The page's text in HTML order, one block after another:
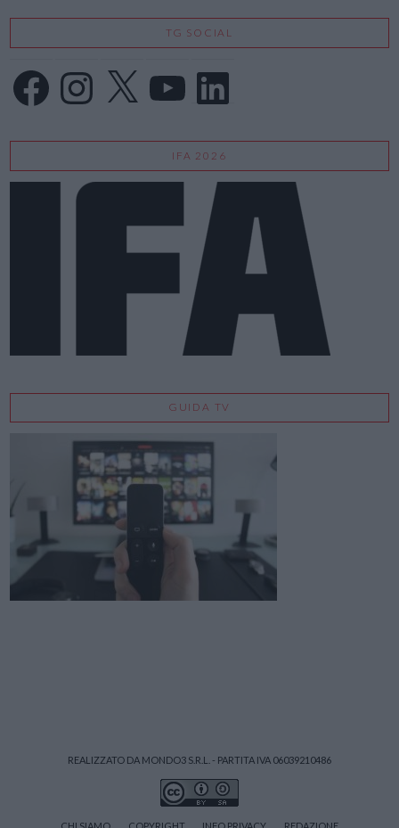
TG SOCIAL
FacebookInstagram
X LinkedIn
IFA 2026
GUIDA TV
REALIZZATO DA MONDO3 S.R.L. - PARTITA IVA 06039210486